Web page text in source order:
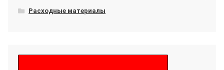
Расходные материалы